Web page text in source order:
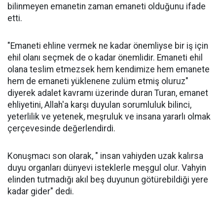
bilinmeyen emanetin zaman emaneti olduğunu ifade
etti.
"Emaneti ehline vermek ne kadar önemliyse bir iş için
ehil olanı seçmek de o kadar önemlidir. Emaneti ehil
olana teslim etmezsek hem kendimize hem emanete
hem de emaneti yüklenene zulüm etmiş oluruz"
diyerek adalet kavramı üzerinde duran Turan, emanet
ehliyetini, Allah'a karşı duyulan sorumluluk bilinci,
yeterlilik ve yetenek, meşruluk ve insana yararlı olmak
çerçevesinde değerlendirdi.
Konuşmacı son olarak, " insan vahiyden uzak kalırsa
duyu organları dünyevi isteklerle meşgul olur. Vahyin
elinden tutmadığı akıl beş duyunun götürebildiği yere
kadar gider" dedi.